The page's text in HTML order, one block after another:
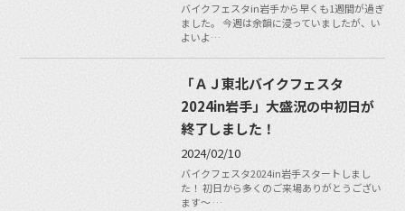
バイクフェスタin岩手から早くも1週間が過ぎ
ました。 今週は余韻に浸っていましたが、い
よいよ…
「ＡＪ東北バイクフェスタ
2024in岩手」大盛況の中初日が
終了しました！
2024/02/10
バイクフェスタ2024in岩手スタートしまし
た！ 初日から多くのご来場ありがとうござい
ます～ …